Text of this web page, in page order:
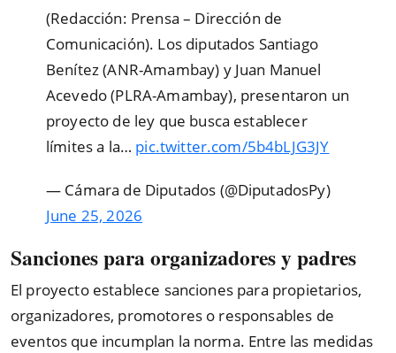
(Redacción: Prensa – Dirección de
Comunicación). Los diputados Santiago
Benítez (ANR-Amambay) y Juan Manuel
Acevedo (PLRA-Amambay), presentaron un
proyecto de ley que busca establecer
límites a la… pic.twitter.com/5b4bLJG3JY
— Cámara de Diputados (@DiputadosPy)
June 25, 2026
Sanciones para organizadores y padres
El proyecto establece sanciones para propietarios,
organizadores, promotores o responsables de
eventos que incumplan la norma. Entre las medidas